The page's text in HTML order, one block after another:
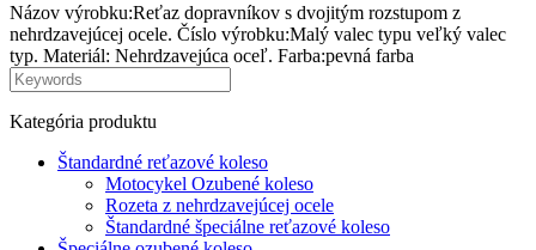
Názov výrobku:Reťaz dopravníkov s dvojitým rozstupom z
nehrdzavejúcej ocele. Číslo výrobku:Malý valec typu veľký valec
typ. Materiál: Nehrdzavejúca oceľ. Farba:pevná farba
Kategória produktu
Štandardné reťazové koleso
Motocykel Ozubené koleso
Rozeta z nehrdzavejúcej ocele
Štandardné špeciálne reťazové koleso